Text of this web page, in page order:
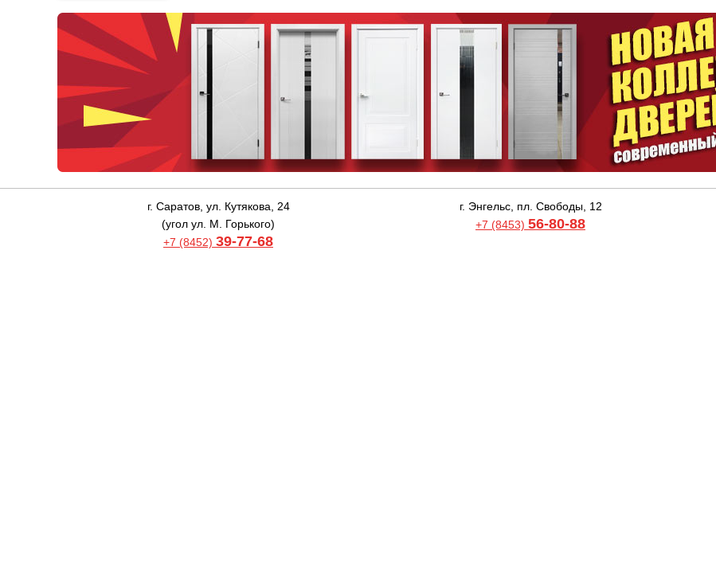
г. Саратов, ул. Кутякова, 24
(угол ул. М. Горького)
+7 (8452) 39-77-68
г. Энгельс, пл. Свободы, 12
+7 (8453) 56-80-88